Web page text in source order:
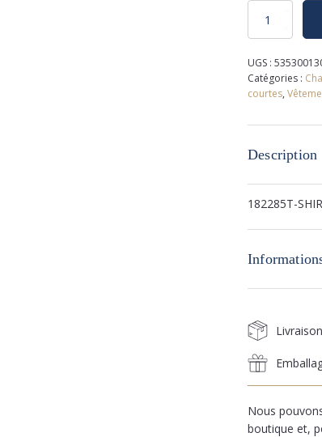
quantité
shirt
scotch
and
UGS :
Catégories :
courtes,
Description
182285T-
Nous
boutique et,